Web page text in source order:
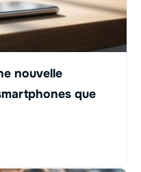
nouvelle
que